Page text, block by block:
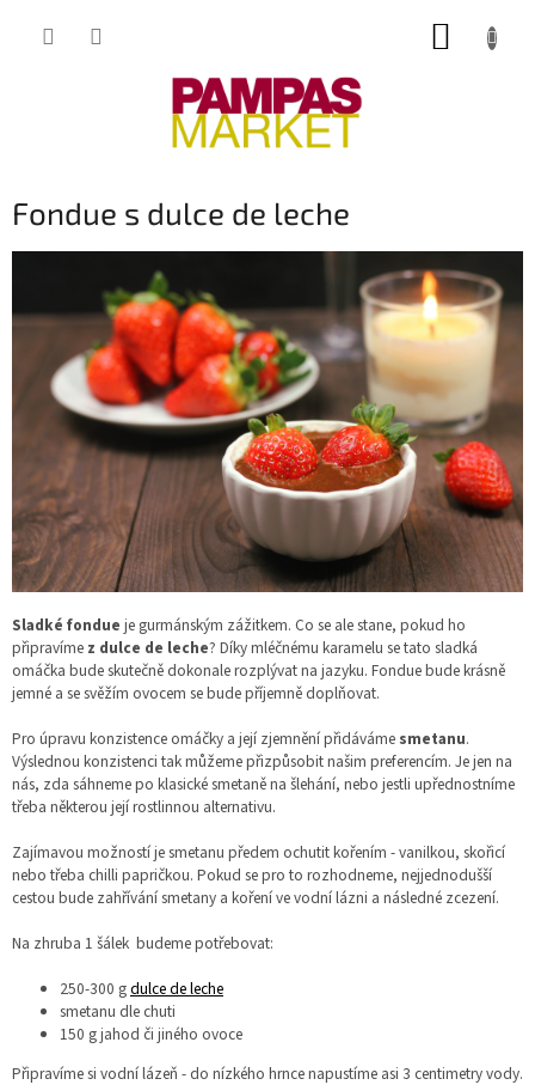
Fondue s dulce de leche
Sladké fondue je gurmánským zážitkem. Co se ale stane, pokud ho
připravíme z dulce de leche? Díky mléčnému karamelu se tato sladká
omáčka bude skutečně dokonale rozplývat na jazyku. Fondue bude krásně
jemné a se svěžím ovocem se bude příjemně doplňovat.
Pro úpravu konzistence omáčky a její zjemnění přidáváme smetanu.
Výslednou konzistenci tak můžeme přizpůsobit našim preferencím. Je jen na
nás, zda sáhneme po klasické smetaně na šlehání, nebo jestli upřednostníme
třeba některou její rostlinnou alternativu.
Zajímavou možností je smetanu předem ochutit kořením - vanilkou, skořicí
nebo třeba chilli papričkou. Pokud se pro to rozhodneme, nejjednodušší
cestou bude zahřívání smetany a koření ve vodní lázni a následné zcezení.
Na zhruba 1 šálek budeme potřebovat:
250-300 gdulce de leche
smetanu dle chuti
150 g jahod či jiného ovoce
Připravíme si vodní lázeň - do nízkého hrnce napustíme asi 3 centimetry vody.